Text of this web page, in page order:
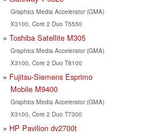
Graphics Media Accelerator (GMA)
X3100, Core 2 Duo T5550
Toshiba Satellite M305
Graphics Media Accelerator (GMA)
X3100, Core 2 Duo T8100
Fujitsu-Siemens Esprimo
Mobile M9400
Graphics Media Accelerator (GMA)
X3100, Core 2 Duo T7300
HP Pavilion dv2700t